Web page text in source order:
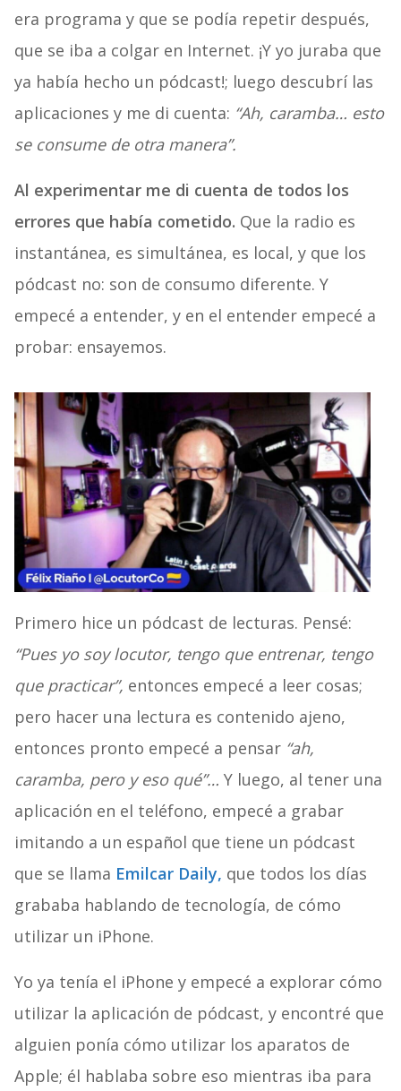
era programa y que se podía repetir después,
que se iba a colgar en Internet. ¡Y yo juraba que
ya había hecho un pódcast!; luego descubrí las
aplicaciones y me di cuenta: “Ah, caramba… esto
se consume de otra manera”.
Al experimentar me di cuenta de todos los
errores que había cometido. Que la radio es
instantánea, es simultánea, es local, y que los
pódcast no: son de consumo diferente. Y
empecé a entender, y en el entender empecé a
probar: ensayemos.
Primero hice un pódcast de lecturas. Pensé:
“Pues yo soy locutor, tengo que entrenar, tengo
que practicar”, entonces empecé a leer cosas;
pero hacer una lectura es contenido ajeno,
entonces pronto empecé a pensar “ah,
caramba, pero y eso qué”… Y luego, al tener una
aplicación en el teléfono, empecé a grabar
imitando a un español que tiene un pódcast
que se llama Emilcar Daily, que todos los días
grababa hablando de tecnología, de cómo
utilizar un iPhone.
Yo ya tenía el iPhone y empecé a explorar cómo
utilizar la aplicación de pódcast, y encontré que
alguien ponía cómo utilizar los aparatos de
Apple; él hablaba sobre eso mientras iba para